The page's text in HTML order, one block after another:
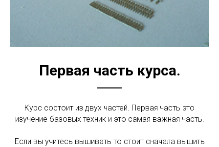
Первая часть курса.
Курс состоит из двух частей. Первая часть это
изучение базовых техник и это самая важная часть.
Если вы учитесь вышивать то стоит сначала вышить